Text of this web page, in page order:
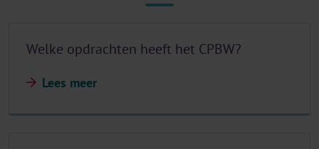
Welke opdrachten heeft het CPBW?
Lees meer